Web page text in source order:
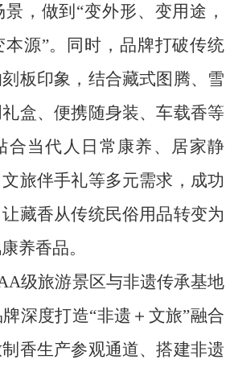
，做到“变外形、变用途，
源”。同时，品牌打破传统
板印象，结合藏式图腾、雪
盒、便携随身装、车载香等
合当代人日常康养、居家静
旅伴手礼等多元需求，成功
藏香从传统民俗用品转变为
养香品。
级旅游景区与非遗传承基地
深度打造“非遗＋文旅”融合
香生产参观通道、搭建非遗